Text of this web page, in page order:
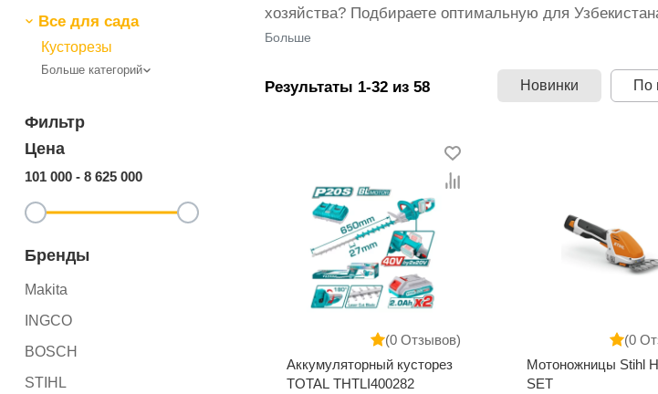
Все для сада
Кусторезы
Больше категорий
Фильтр
Цена
101 000 - 8 625 000
Бренды
Makita
INGCO
BOSCH
STIHL
хозяйства? Подбираете оптимальную для
для решения подобных задач. Наше несомненное
оптимальными условиями нашей продажи.
минимальные для Узбекистана цены на кусторезы и
Больше
Результаты 1-32 из 58 Новинки По
(0 Отзывов)
Аккумуляторный кусторез
TOTAL THTLI400282
(0
Мотоножницы Stihl
SET